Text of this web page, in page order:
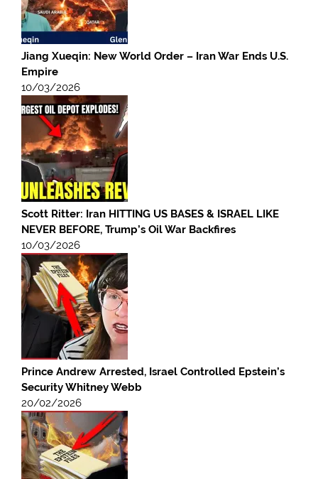
Jiang Xueqin: New World Order – Iran War Ends U.S.
Empire
10/03/2026
Scott Ritter: Iran HITTING US BASES & ISRAEL LIKE
NEVER BEFORE, Trump’s Oil War Backfires
10/03/2026
Prince Andrew Arrested, Israel Controlled Epstein’s
Security Whitney Webb
20/02/2026